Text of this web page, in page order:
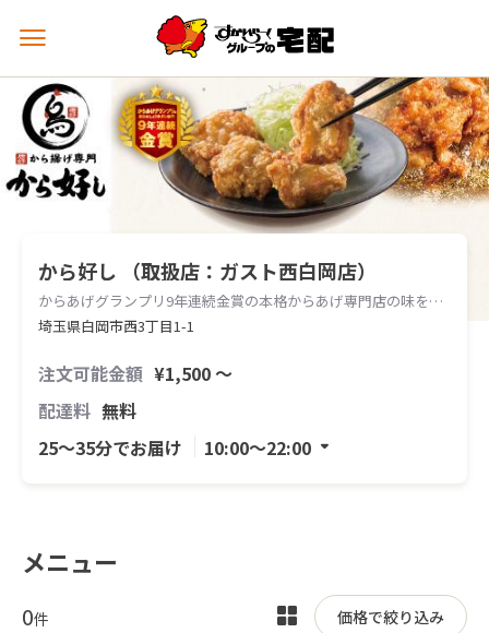
メ
ュ
ー
を
開
く
から好し （取扱店：ガスト西白岡店）
からあげグランプリ9年連続金賞の本格からあげ専門店の味をお届けします。
埼玉県白岡市西3丁目1-1
注文可能金額 ¥1,500 〜
配達料 無料
25〜35分でお届け
10:00〜22:00
メニュー
0件
表
価格で絞り込み